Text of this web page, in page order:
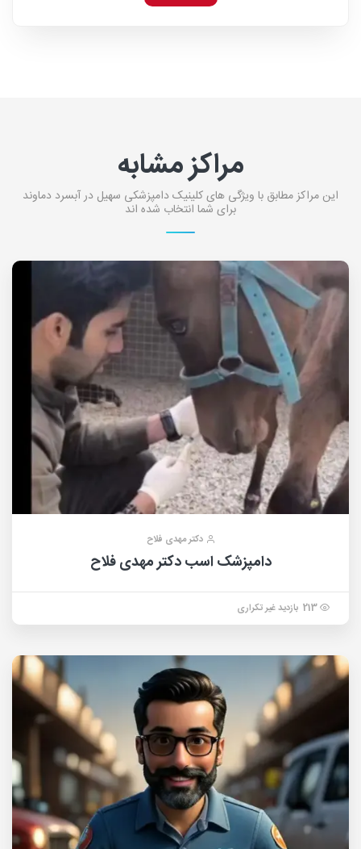
مراکز مشابه
این مراکز مطابق با ویژگی های کلینیک دامپزشکی سهیل در آبسرد دماوند
برای شما انتخاب شده اند
دکتر مهدی فلاح
دامپزشک اسب دکتر مهدی فلاح
213 بازدید غیر تکراری